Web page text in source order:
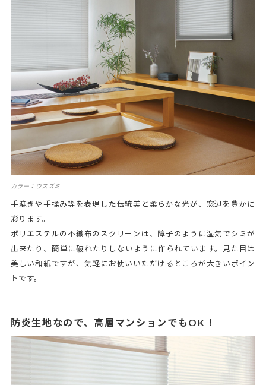
カラー：ウスズミ
手漉きや手揉み等を表現した伝統美と柔らかな光が、窓辺を豊かに
彩ります。
ポリエステルの不織布のスクリーンは、障子のように湿気でシミが
出来たり、簡単に破れたりしないように作られています。見た目は
美しい和紙ですが、気軽にお使いいただけるところが大きいポイン
トです。
防炎生地なので、高層マンションでもOK！